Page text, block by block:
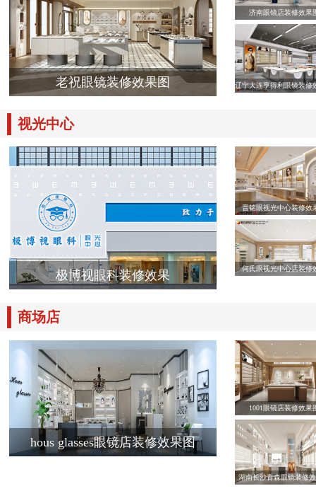
老祝眼镜装修效果图
济南眼镜店装修效果
辽宁大连亨得利眼镜装修
视光中心
极博视眼科装修效果
晋铭眼视光中心装修效
何氏眼视光中心店装修
商场店
hous glasses眼镜店装修效果图
1001眼镜店装修效果
湖南长沙青森眼镜装修